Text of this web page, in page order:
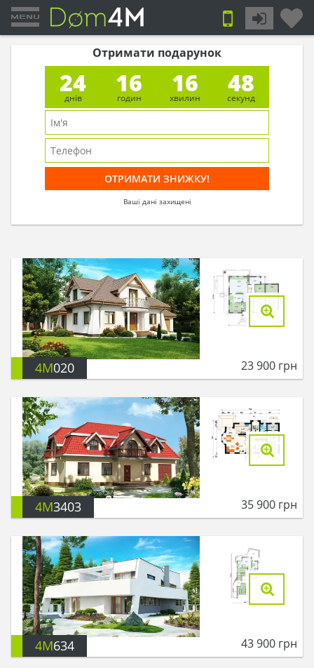
Отримати подарунок
24
днів
16
годин
16
хвилин
47
секунд
Ваші дані захищені
4M020 23 900 грн
4M3403 35 900 грн
4M634 43 900 грн